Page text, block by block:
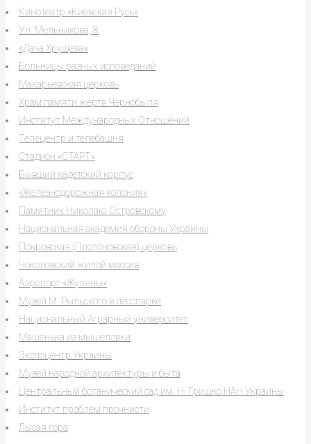
Кинотеатр «Киевская Русь»
Ул. Мельникова, 8
«Дача Хрущева»
Больницы разных исповеданий
Макарьевская церковь
Храм памяти жертв Чернобыля
Институт Международных Отношений
Телецентр и телебашня
Стадион «СТАРТ»
Бывший кадетский корпус
«Железнодорожная колония»
Памятник Николаю Островскому
Национальная академия обороны Украины
Покровская (Плотоновская) церковь
Чоколовский жилой массив
Аэропорт «Жуляны»
Музей М. Рыльского в лесопарке
Национальный Аграрный университет
Машенька из мышеловки
Экспоцентр Украины
Музей народной архитектуры и быта
Центральный ботанический сад им. Н. Гришко НАН Украины
Институт проблем прочнисти
Лысая гора